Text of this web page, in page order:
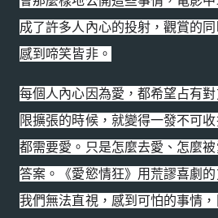
成了許多人內心的投射，觀賞的
感到啼笑皆非。
每個人內心因為愛，都希望占有對
限擴張的時候，就變得一發不可
都需要愛。只是怎麼去愛、怎麼
答案。《愛慾情狂》用荒謬喜劇
我們無法直視， 感到可怕的事情